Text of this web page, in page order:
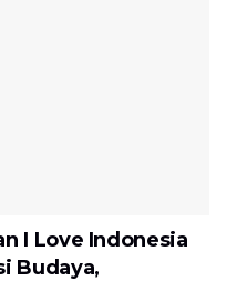
I Love Indonesia
Budaya,